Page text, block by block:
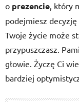
o prezencie , który
podejmiesz decyzję
Twoje życie może
przypuszczasz.
głowie. Życzę Ci
bardziej